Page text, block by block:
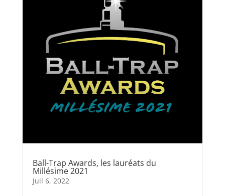
Ball-Trap Awards, les lauréats du
Millésime 2021
Juil 6, 2022